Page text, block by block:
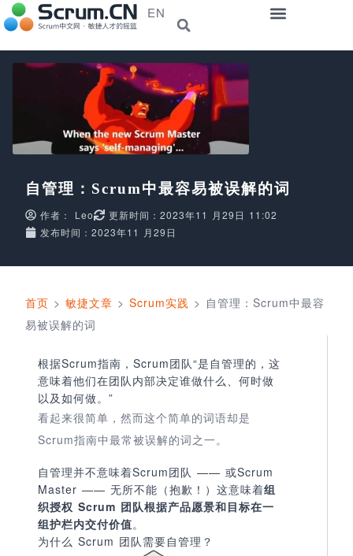
EN
自管理：Scrum中最容易被误解的词
作者： Leo
更新时间：2023年11 月29日 11:02
发布时间：2023年11 月29日
首页 > 敏捷文章 > Scrum实践 > 自管理：Scrum中最容
易被误解的词
根据Scrum指南，Scrum团队“是自管理的，这
意味着他们在团队内部决定谁做什么、何时做
以及如何做。”
看起来很简单，然而这个简单的词语却是
Scrum指南中最常被误解的词之一。
自管理并不意味着Scrum团队 —— 或Scrum
Master —— 无所不能（抱歉！）这意味着组
织授权 Scrum 团队根据产品愿景和目标在一
组护栏内交付价值。
为什么 Scrum 团队需要自管理？